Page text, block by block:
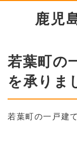
鹿児
若葉町の
を承りま
若葉町の一戸建